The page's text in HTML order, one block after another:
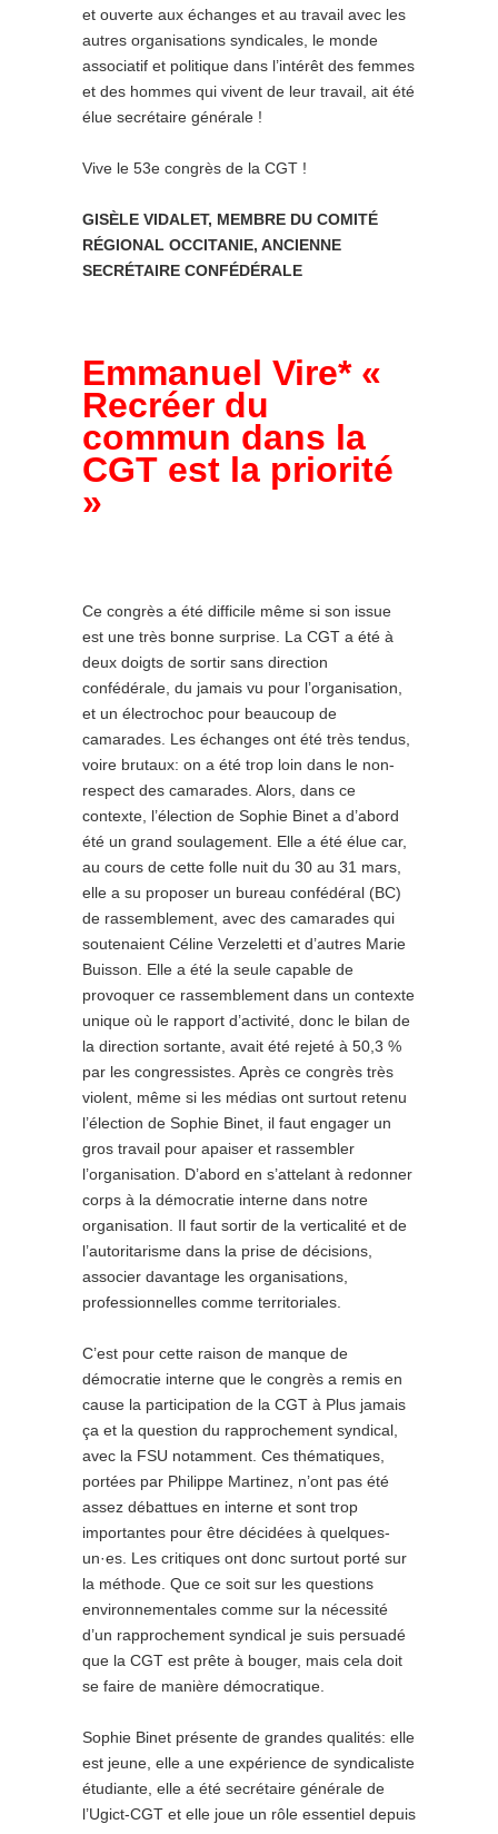
et ouverte aux échanges et au travail avec les
autres organisations syndicales, le monde
associatif et politique dans l’intérêt des femmes
et des hommes qui vivent de leur travail, ait été
élue secrétaire générale !
Vive le 53e congrès de la CGT !
GISÈLE VIDALET, MEMBRE DU COMITÉ
RÉGIONAL OCCITANIE, ANCIENNE
SECRÉTAIRE CONFÉDÉRALE
Emmanuel Vire* «
Recréer du
commun dans la
CGT est la priorité
»
Ce congrès a été difficile même si son issue
est une très bonne surprise. La CGT a été à
deux doigts de sortir sans direction
confédérale, du jamais vu pour l’organisa­tion,
et un électrochoc pour beaucoup de
camarades. Les échanges ont été très tendus,
voire brutaux: on a été trop loin dans le non-
respect des camarades. Alors, dans ce
contexte, l’élection de Sophie Binet a d’abord
été un grand soulagement. Elle a été élue car,
au cours de cette folle nuit du 30 au 31 mars,
elle a su proposer un bureau confédéral (BC)
de rassemblement, avec des camarades qui
soutenaient Céline Verzeletti et d’autres Marie
Buisson. Elle a été la seule capable de
provoquer ce rassem­blement dans un contexte
unique où le rapport d’activité, donc le bilan de
la direc­tion sortante, avait été rejeté à 50,3 %
par les congressistes. Après ce congrès très
violent, même si les médias ont surtout retenu
l’élection de Sophie Binet, il faut engager un
gros travail pour apaiser et rassembler
l’organisation. D’abord en s’atte­lant à redonner
corps à la démocratie interne dans notre
organisation. Il faut sortir de la verticalité et de
l’autoritarisme dans la prise de décisions,
associer davan­tage les organisations,
professionnelles comme territoriales.
C’est pour cette raison de manque de
démocratie interne que le congrès a remis en
cause la participation de la CGT à Plus jamais
ça et la question du rapprochement syndical,
avec la FSU notamment. Ces thématiques,
portées par Philippe Martinez, n’ont pas été
assez débattues en interne et sont trop
importantes pour être décidées à quelques-
un·es. Les critiques ont donc surtout porté sur
la méthode. Que ce soit sur les questions
environnementales comme sur la nécessité
d’un rapprochement syndical je suis persuadé
que la CGT est prête à bouger, mais cela doit
se faire de manière démocratique.
Sophie Binet présente de grandes qualités: elle
est jeune, elle a une expérience de syndicaliste
étudiante, elle a été secré­taire générale de
l’Ugict-CGT et elle joue un rôle essentiel depuis